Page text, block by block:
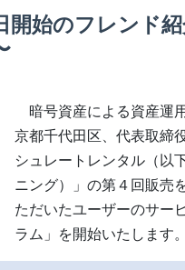
開始のフレンド
暗号資産による資産運
京都千代⽥区、代表取締
シュレートレンタル（以
ニング）」の第４回販売
ただいたユーザーのサー
ラム」を開始いたします。